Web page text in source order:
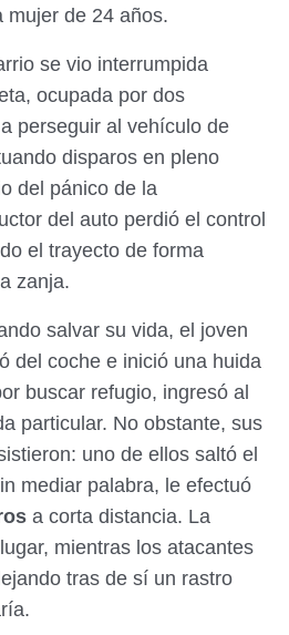
mujer de 24 años.
se vio interrumpida
ocupada por dos
perseguir al vehículo de
disparos en pleno
del pánico de la
del auto perdió el control
el trayecto de forma
zanja.
salvar su vida, el joven
del coche e inició una huida
buscar refugio, ingresó al
particular. No obstante, sus
uno de ellos saltó el
mediar palabra, le efectuó
a corta distancia. La
mientras los atacantes
tras de sí un rastro